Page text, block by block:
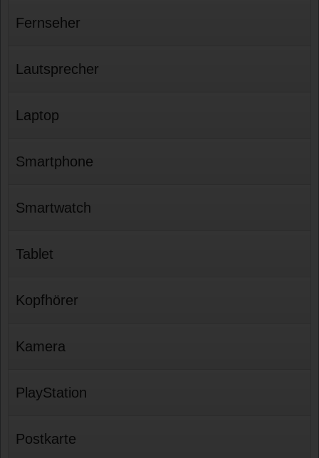
Fernseher
Lautsprecher
Laptop
Smartphone
Smartwatch
Tablet
Kopfhörer
Kamera
PlayStation
Postkarte